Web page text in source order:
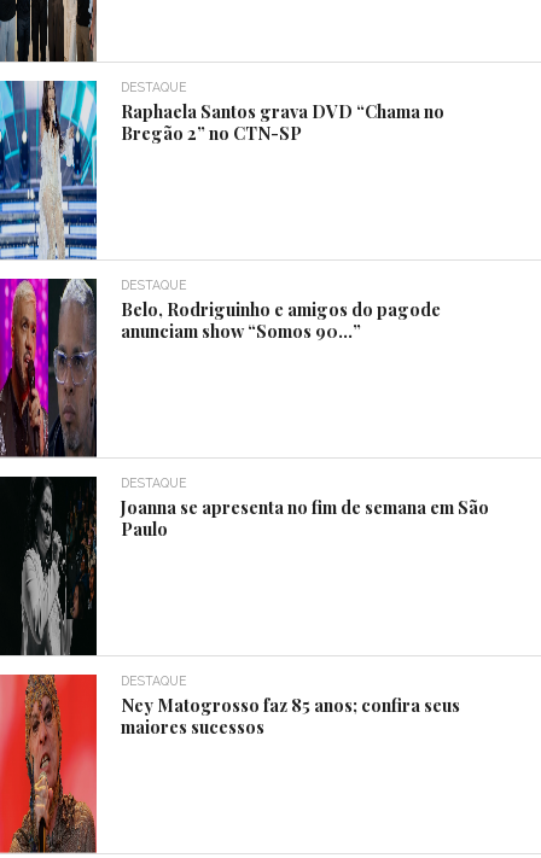
DESTAQUE
Raphaela Santos grava DVD “Chama no
Bregão 2” no CTN-SP
DESTAQUE
Belo, Rodriguinho e amigos do pagode
anunciam show “Somos 90…”
DESTAQUE
Joanna se apresenta no fim de semana em São
Paulo
DESTAQUE
Ney Matogrosso faz 85 anos; confira seus
maiores sucessos